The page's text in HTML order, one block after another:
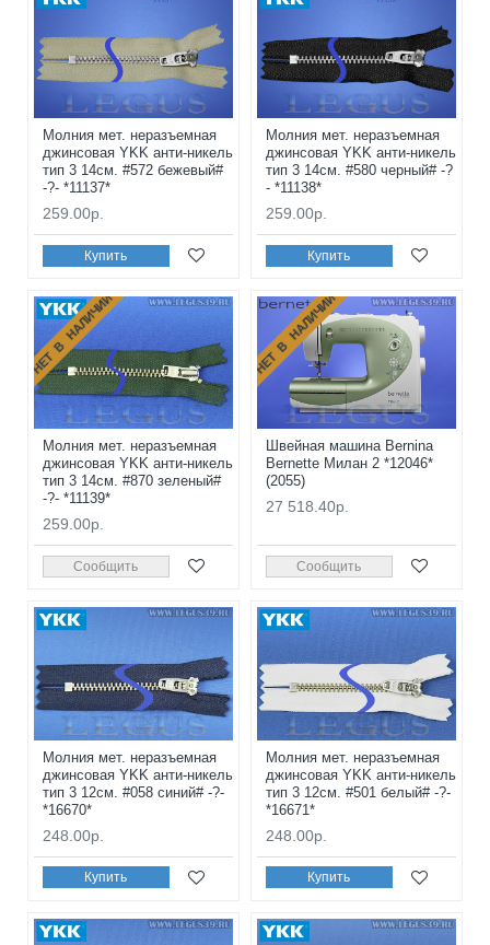
Молния мет. неразъемная
джинсовая YKK анти-никель
тип 3 14см. #572 бежевый#
-?- *11137*
259.00р.
Купить
Молния мет. неразъемная
джинсовая YKK анти-никель
тип 3 14см. #580 черный# -?
- *11138*
259.00р.
Купить
НЕТ В НАЛИЧИИ
Молния мет. неразъемная
джинсовая YKK анти-никель
тип 3 14см. #870 зеленый#
-?- *11139*
259.00р.
Сообщить
НЕТ В НАЛИЧИИ
Швейная машина Bernina
Bernette Милан 2 *12046*
(2055)
27 518.40р.
Сообщить
Молния мет. неразъемная
джинсовая YKK анти-никель
тип 3 12см. #058 синий# -?-
*16670*
248.00р.
Купить
Молния мет. неразъемная
джинсовая YKK анти-никель
тип 3 12см. #501 белый# -?-
*16671*
248.00р.
Купить